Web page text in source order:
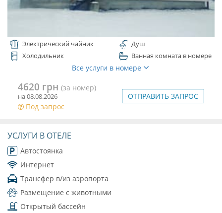
Электрический чайник
Душ
Холодильник
Ванная комната в номере
Все услуги в номере
4620 грн (за номер)
на 08.08.2026
Под запрос
ОТПРАВИТЬ ЗАПРОС
УСЛУГИ В ОТЕЛЕ
Автостоянка
Интернет
Трансфер в/из аэропорта
Размещение с животными
Открытый бассейн